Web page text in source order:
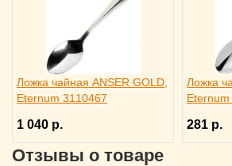
Ложка чайная ANSER GOLD,
Eternum 3110467
1 040 р.
Ложка
281 р.
Отзывы о товаре